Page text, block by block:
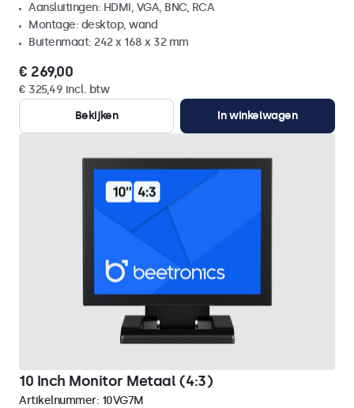
Aansluitingen: HDMI, VGA, BNC, RCA
Montage: desktop, wand
Buitenmaat: 242 x 168 x 32 mm
€ 269,00
€ 325,49 incl. btw
Bekijken
In winkelwagen
10 Inch Monitor Metaal (4:3)
Artikelnummer: 10VG7M